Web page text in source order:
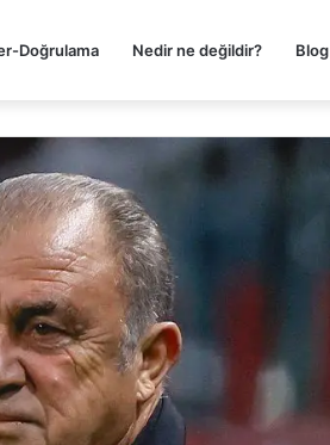
Doğrulama Nedir ne değildir? Blog